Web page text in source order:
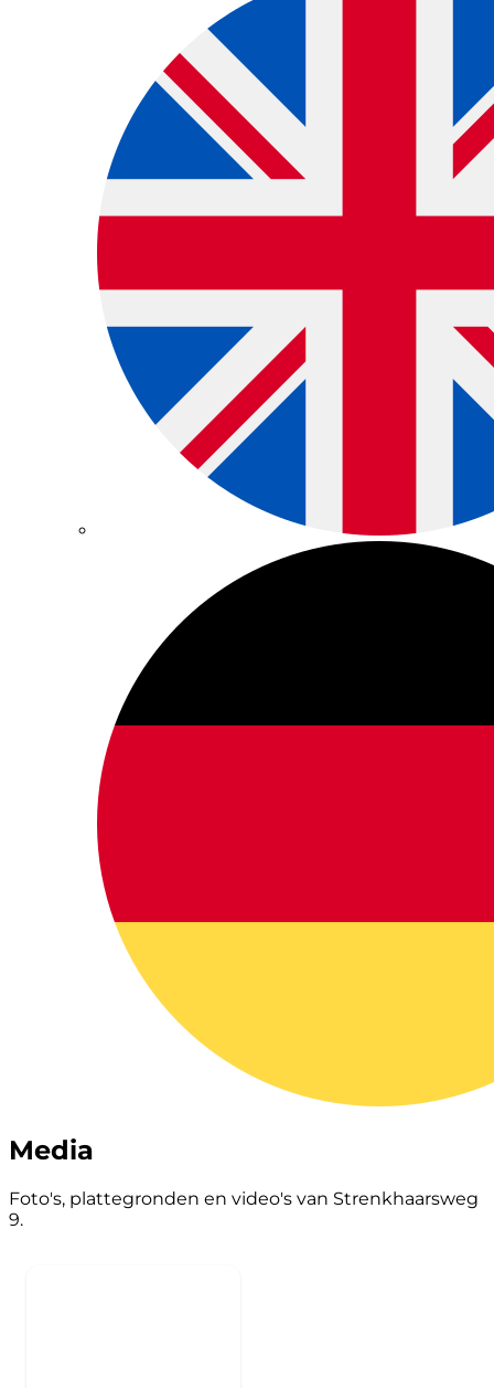
Media
Foto's, plattegronden en video's van Strenkhaarsweg
9.